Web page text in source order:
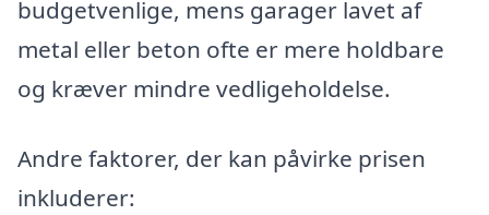
budgetvenlige, mens garager lavet af
metal eller beton ofte er mere holdbare
og kræver mindre vedligeholdelse.
Andre faktorer, der kan påvirke prisen
inkluderer: